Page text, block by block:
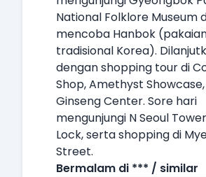
National Folklore Museum
mencoba Hanbok
tradisional Korea).
dengan shopping tour di
Shop, Amethyst
Ginseng Center. Sore hari
mengunjungi N Seoul
Lock, serta shopping di
Street.
Bermalam di *** / similar